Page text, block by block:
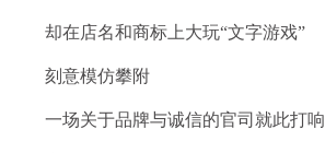
却在店名和商标上大玩“文字游戏”
刻意模仿攀附
一场关于品牌与诚信的官司就此打